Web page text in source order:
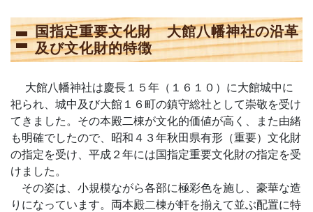
国指定重要文化財 大館八幡神社の沿革
及び文化財的特徴
大館八幡神社は慶長１５年（１６１０）に大館城中に
祀られ、城中及び大館１６町の鎮守総社として崇敬を受け
てきました。その本殿二棟が文化的価値が高く、また由緒
も明確でしたので、昭和４３年秋田県有形（重要）文化財
の指定を受け、平成２年には国指定重要文化財の指定を受
けました。
その姿は、小規模ながら各部に極彩色を施し、豪華な造
りになっています。両本殿二棟が軒を揃えて並ぶ配置に特